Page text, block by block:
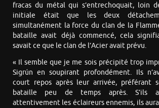
fracas du métal qui s’entrechoquait, loin
initiale était que les deux
simultanément la force du clan de la
bataille avait déjà commencé, cela
savait ce que le clan de l’Acier avait prévu.
« Il semble que je me sois précipité trop
Sigrún en soupirant profondément. Ils
court repos après leur arrivée, préférant
bataille peu de temps après. S’ils
attentivement les éclaireurs ennemis, ils